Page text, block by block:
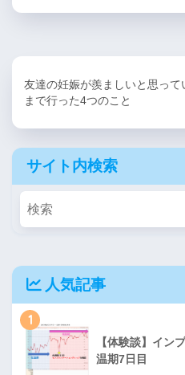
友達の妊娠が羨ましいと思って
まで行った4つのこと
サイト内検索
人気記事
1
【体験談】イ
温期7日目